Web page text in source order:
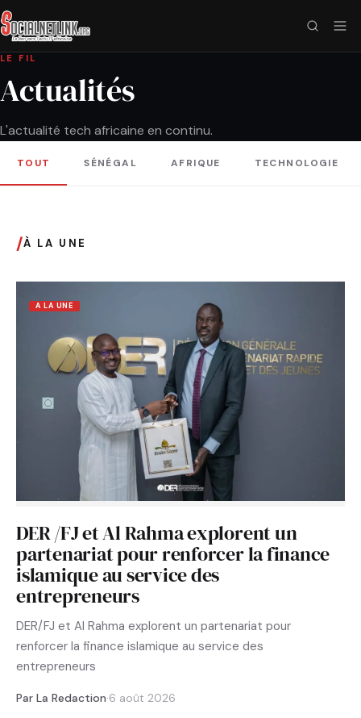
LE FIL
Actualités
L'actualité tech africaine en continu.
TOUT SÉNÉGAL AFRIQUE TECHNOLOGIE
/À LA UNE
A LA UNE
DER /FJ et Al Rahma explorent un
partenariat pour renforcer la finance
islamique au service des
entrepreneurs
DER/FJ et Al Rahma explorent un partenariat pour
renforcer la finance islamique au service des
entrepreneurs
Par La Redaction·6 août 2026